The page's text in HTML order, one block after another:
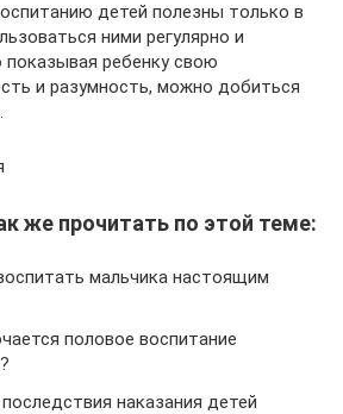
детей полезны только в
ними регулярно и
показывая ребенку свою
и разумность, можно добиться
же прочитать по этой теме:
мальчика настоящим
половое воспитание
наказания детей